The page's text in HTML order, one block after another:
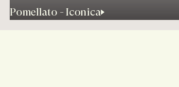
Pomellato - Iconica